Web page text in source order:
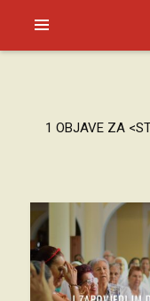
1 OBJAVE ZA